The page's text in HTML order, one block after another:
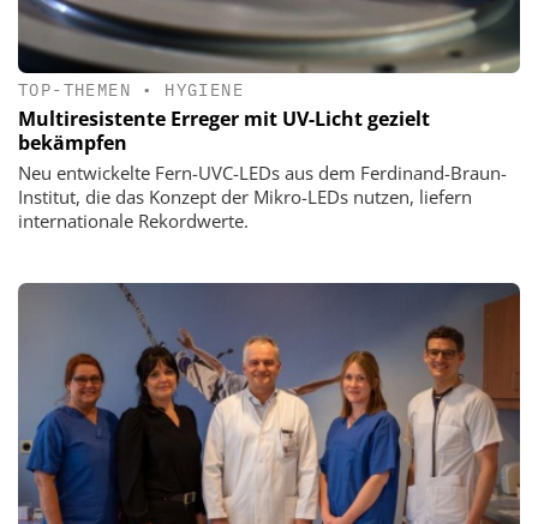
TOP-THEMEN • HYGIENE
Multiresistente Erreger mit UV-Licht gezielt
bekämpfen
Neu entwickelte Fern-UVC-LEDs aus dem Ferdinand-Braun-
Institut, die das Konzept der Mikro-LEDs nutzen, liefern
internationale Rekordwerte.